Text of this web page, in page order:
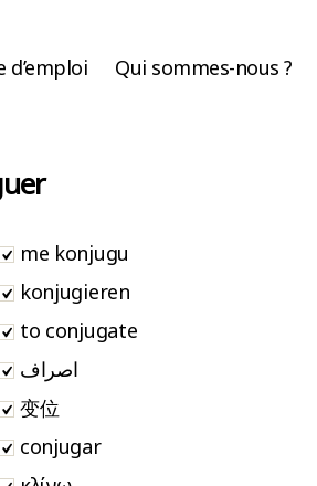
d’emploi Qui sommes-nous ?
me konjugu
konjugieren
to conjugate
اصراف
变位
conjugar